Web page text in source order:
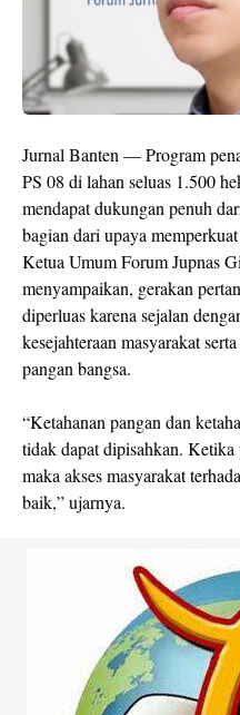
Jurnal Banten — Program
PS 08 di lahan seluas 1.500
mendapat dukungan penuh
bagian dari upaya
Ketua Umum Forum Jupnas
menyampaikan, gerakan
diperluas karena sejalan
kesejahteraan masyarakat
pangan bangsa.
“Ketahanan pangan dan
tidak dapat dipisahkan.
maka akses masyarakat
baik,” ujarnya.